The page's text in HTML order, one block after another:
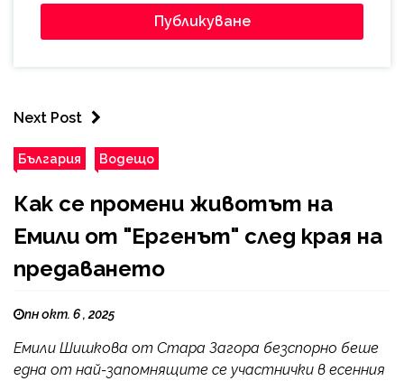
Next Post
България Водещо
Как се промени животът на
Емили от "Ергенът" след края на
предаването
пн окт. 6 , 2025
Емили Шишкова от Стара Загора безспорно беше
една от най-запомнящите се участнички в есенния